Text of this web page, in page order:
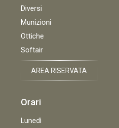
Diversi
Munizioni
Ottiche
Softair
AREA RISERVATA
Orari
Lunedì